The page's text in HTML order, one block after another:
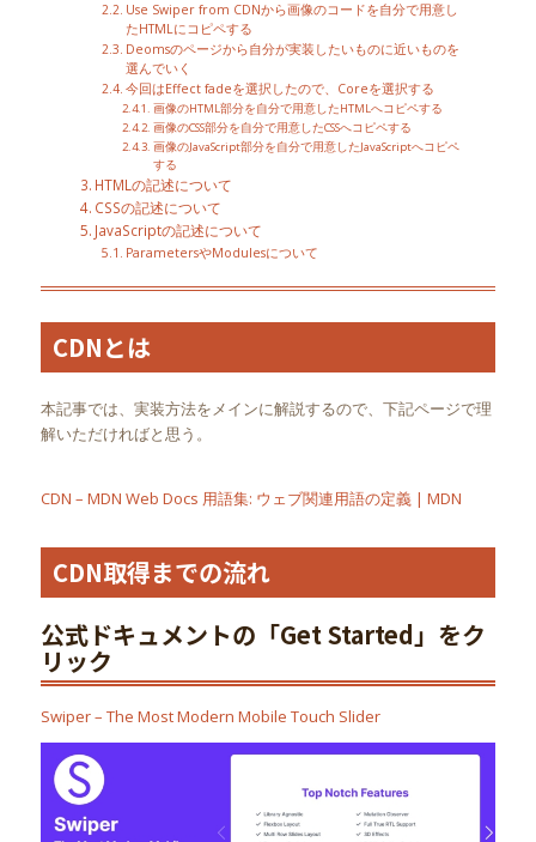
Use Swiper from CDNから画像のコードを自分で用意し
たHTMLにコピペする
Deomsのページから自分が実装したいものに近いものを
選んでいく
今回はEffect fadeを選択したので、Coreを選択する
画像のHTML部分を自分で用意したHTMLへコピペする
画像のCSS部分を自分で用意したCSSへコピペする
画像のJavaScript部分を自分で用意したJavaScriptへコピペ
する
HTMLの記述について
CSSの記述について
JavaScriptの記述について
ParametersやModulesについて
CDNとは
本記事では、実装方法をメインに解説するので、下記ページで理
解いただければと思う。
CDN – MDN Web Docs 用語集: ウェブ関連用語の定義 | MDN
CDN取得までの流れ
公式ドキュメントの「Get Started」をク
リック
Swiper – The Most Modern Mobile Touch Slider